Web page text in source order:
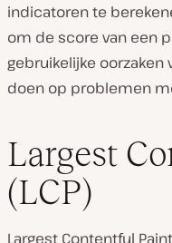
indicatoren te
om de score van een
gebruikelijke oorzaken
doen op problemen
Largest
(LCP)
Largest Contentful